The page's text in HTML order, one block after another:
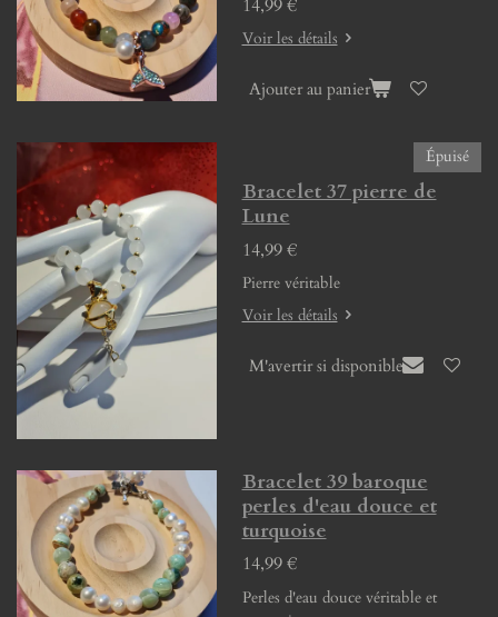
14,99 €
Voir les détails
Ajouter au panier
Épuisé
Bracelet 37 pierre de
Lune
14,99 €
Pierre véritable
Voir les détails
M'avertir si disponible
Bracelet 39 baroque
perles d'eau douce et
turquoise
14,99 €
Perles d'eau douce véritable et